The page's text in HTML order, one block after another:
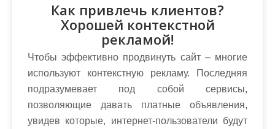
Как привлечь клиентов?
Хорошей контекстной
рекламой!
Чтобы эффективно продвинуть сайт – многие
используют контекстную рекламу. Последняя
подразумевает под собой сервисы,
позволяющие давать платные объявления,
увидев которые, интернет-пользователи будут